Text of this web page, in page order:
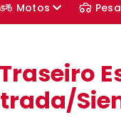
Motos